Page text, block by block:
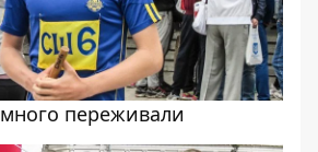
переживали